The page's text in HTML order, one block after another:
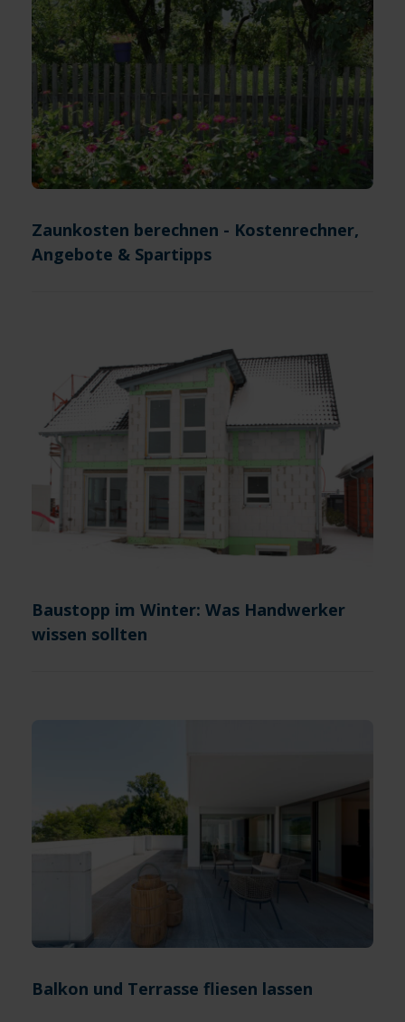
Zaunkosten berechnen - Kostenrechner,
Angebote & Spartipps
Baustopp im Winter: Was Handwerker
wissen sollten
Balkon und Terrasse fliesen lassen